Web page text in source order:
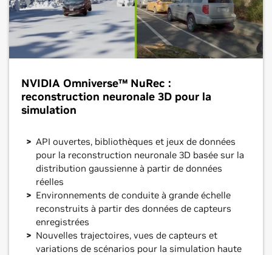
NVIDIA Omniverse™ NuRec :
reconstruction neuronale 3D pour la
simulation
API ouvertes, bibliothèques et jeux de données
pour la reconstruction neuronale 3D basée sur la
distribution gaussienne à partir de données
réelles
Environnements de conduite à grande échelle
reconstruits à partir des données de capteurs
enregistrées
Nouvelles trajectoires, vues de capteurs et
variations de scénarios pour la simulation haute